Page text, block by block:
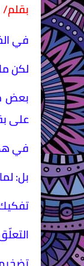
بقلم/
في
لكن
بعض
على
في
بل: